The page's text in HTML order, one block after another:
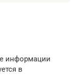
информации
в